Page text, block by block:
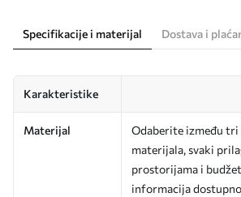
Specifikacije i materijal Dostava i
Karakteristike
Materijal
Odaberite između
materijala, svaki
prostorijama i
informacija